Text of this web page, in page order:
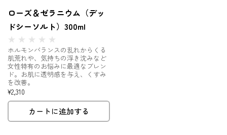
ローズ＆ゼラニウム（デッ
ドシーソルト）300ml
ホルモンバランスの乱れからくる
肌荒れや、気持ちの浮き沈みなど
女性特有のお悩みに最適なブレン
ド。お肌に透明感を与え、くすみ
を改善。
¥2,310
カートに追加する